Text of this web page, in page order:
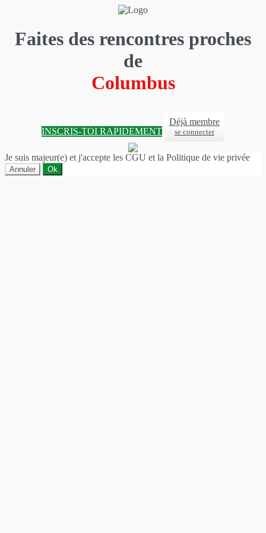
Faites des rencontres proches
de
Columbus
INSCRIS-TOI RAPIDEMENT
Déjà membre
se connecter
Je suis majeur(e) et j'accepte les CGU et la Politique de vie privée
Annuler Ok